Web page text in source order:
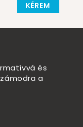
KÉREM
és
a